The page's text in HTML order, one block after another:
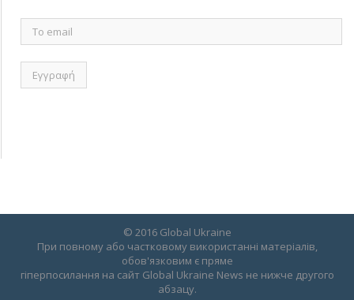
email
© 2016 Global Ukraine
При повному або частковому використанні матеріалів,
обов'язковим є пряме
гіперпосилання на сайт Global Ukraine News не нижче другого
абзацу.